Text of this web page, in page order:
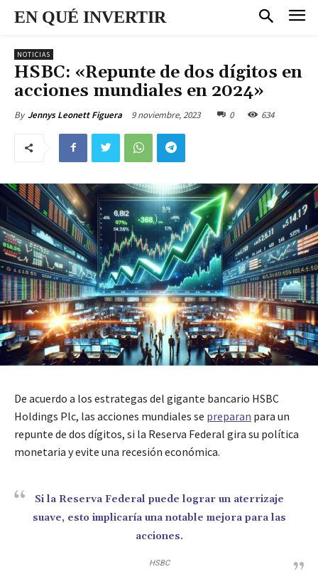
EN QUÉ INVERTIR
NOTICIAS
HSBC: «Repunte de dos dígitos en
acciones mundiales en 2024»
By Jennys Leonett Figuera 9 noviembre, 2023 0 634
De acuerdo a los estrategas del gigante bancario HSBC
Holdings Plc, las acciones mundiales se preparan para un
repunte de dos dígitos, si la Reserva Federal gira su política
monetaria y evite una recesión económica.
Si la Reserva Federal puede lograr un aterrizaje
suave, esto implicaría una notable mejora para las
acciones.
HSBC